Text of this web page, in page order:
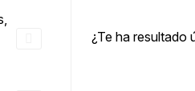
¿Te ha resultado